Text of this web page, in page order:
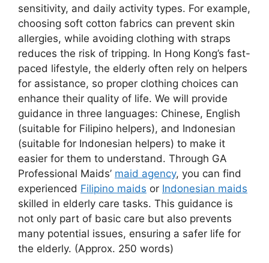
sensitivity, and daily activity types. For example,
choosing soft cotton fabrics can prevent skin
allergies, while avoiding clothing with straps
reduces the risk of tripping. In Hong Kong’s fast-
paced lifestyle, the elderly often rely on helpers
for assistance, so proper clothing choices can
enhance their quality of life. We will provide
guidance in three languages: Chinese, English
(suitable for Filipino helpers), and Indonesian
(suitable for Indonesian helpers) to make it
easier for them to understand. Through GA
Professional Maids’ maid agency, you can find
experienced Filipino maids or Indonesian maids
skilled in elderly care tasks. This guidance is
not only part of basic care but also prevents
many potential issues, ensuring a safer life for
the elderly. (Approx. 250 words)